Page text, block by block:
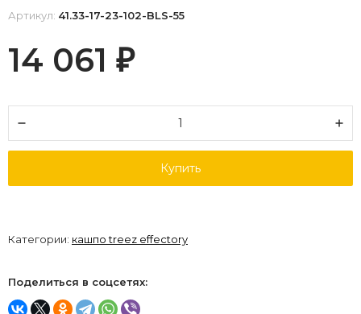
Артикул: 41.33-17-23-102-BLS-55
14 061 ₽
Купить
Категории: кашпо treez effectory
Поделиться в соцсетях: